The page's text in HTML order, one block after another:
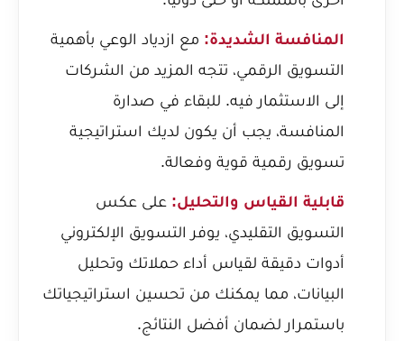
المنافسة الشديدة: مع ازدياد الوعي بأهمية
التسويق الرقمي، تتجه المزيد من الشركات
إلى الاستثمار فيه. للبقاء في صدارة
المنافسة، يجب أن يكون لديك استراتيجية
تسويق رقمية قوية وفعالة.
قابلية القياس والتحليل: على عكس
التسويق التقليدي، يوفر التسويق الإلكتروني
أدوات دقيقة لقياس أداء حملاتك وتحليل
البيانات، مما يمكنك من تحسين استراتيجياتك
باستمرار لضمان أفضل النتائج.